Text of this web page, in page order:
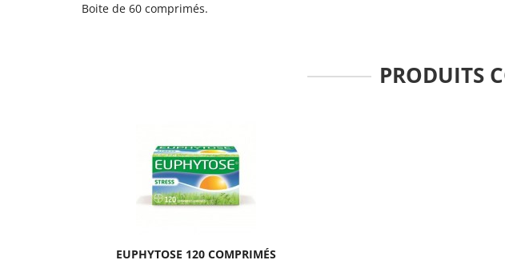
Boite de 60 comprimés.
PRODUITS
EUPHYTOSE 120 COMPRIMÉS